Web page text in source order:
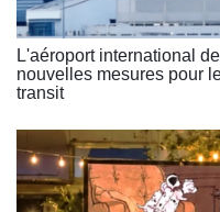
L'aéroport international
nouvelles mesures pour
transit